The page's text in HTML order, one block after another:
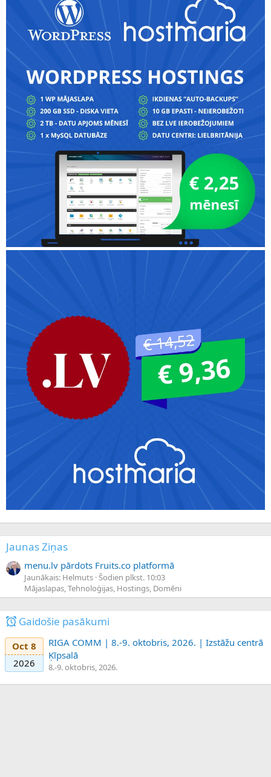
Jaunas Ziņas
menu.lv pārdots Fruits.co platformā
Jaunākais: Helmuts Šodien plkst. 10:03
Mājaslapas, Tehnoloģijas, Hostings, Domēni
Gaidošie pasākumi
Oct 8
2026
RIGA COMM | 8.-9. oktobris, 2026. | Izstāžu centrā
Ķīpsalā
8.-9. oktobris, 2026.